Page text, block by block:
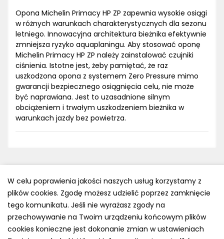
Opona Michelin Primacy HP ZP zapewnia wysokie osiągi
w różnych warunkach charakterystycznych dla sezonu
letniego. Innowacyjna architektura bieżnika efektywnie
zmniejsza ryzyko aquaplaningu. Aby stosować oponę
Michelin Primacy HP ZP należy zainstalować czujniki
ciśnienia. Istotne jest, żeby pamiętać, że raz
uszkodzona opona z systemem Zero Pressure mimo
gwarancji bezpiecznego osiągnięcia celu, nie może
być naprawiana. Jest to uzasadnione silnym
obciążeniem i trwałym uszkodzeniem bieżnika w
warunkach jazdy bez powietrza.
Polityka prywatności
e-mail: kontakt@opony.com.pl
Copyright © 2000-2023 Opony.com.pl
W celu poprawienia jakości naszych usług korzystamy z
plików cookies. Zgodę możesz udzielić poprzez zamknięcie
tego komunikatu. Jeśli nie wyrażasz zgody na
przechowywanie na Twoim urządzeniu końcowym plików
cookies konieczne jest dokonanie zmian w ustawieniach